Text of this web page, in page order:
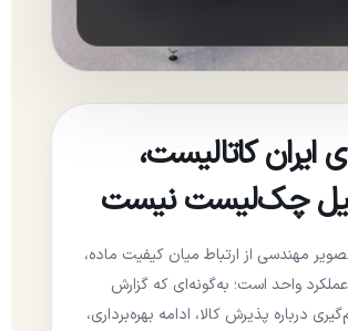
ایران کاتالیست،
چک‌لیست نیست
مهندسی از ارتباط میان کیفیت ماده،
واحد است؛ به‌گونه‌ای که گزارش
درباره پذیرش کالا، ادامه بهره‌برداری،